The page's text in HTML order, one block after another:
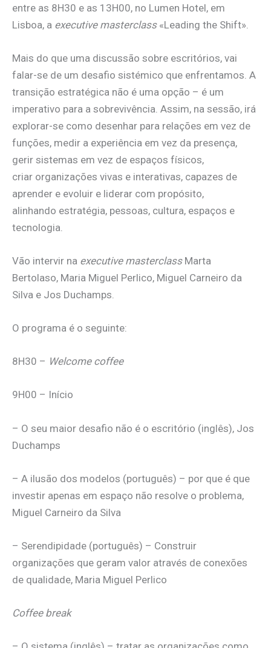
entre as 8H30 e as 13H00, no Lumen Hotel, em
Lisboa, a executive masterclass«Leading the Shift».
Mais do que uma discussão sobre escritórios, vai
falar-se de um desafio sistémico que enfrentamos. A
transição estratégica não é uma opção – é um
imperativo para a sobrevivência. Assim, na sessão, irá
explorar-se como desenhar para relações em vez de
funções, medir a experiência em vez da presença,
gerir sistemas em vez de espaços físicos,
criar organizações vivas e interativas, capazes de
aprender e evoluir e liderar com propósito,
alinhando estratégia, pessoas, cultura, espaços e
tecnologia.
Vão intervir na executive masterclassMarta
Bertolaso, Maria Miguel Perlico, Miguel Carneiro da
Silva e Jos Duchamps.
O programa é o seguinte:
8H30 – Welcome coffee
9H00 – Início
– O seu maior desafio não é o escritório (inglês), Jos
Duchamps
– A ilusão dos modelos (português) – por que é que
investir apenas em espaço não resolve o problema,
Miguel Carneiro da Silva
– Serendipidade (português) – Construir
organizações que geram valor através de conexões
de qualidade, Maria Miguel Perlico
Coffee break